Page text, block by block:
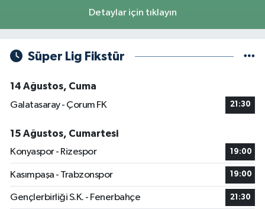
Detaylar için tıklayın
Süper Lig Fikstür
14 Ağustos, Cuma
Galatasaray - Çorum FK
21:30
15 Ağustos, Cumartesi
Konyaspor - Rizespor
19:00
Kasımpaşa - Trabzonspor 19:00
Gençlerbirliği S.K. - Fenerbahçe 21:30